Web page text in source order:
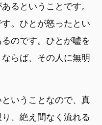
るということです。
。ひとが怒ったとい
のです。ひとが嘘を
らば、その人に無明
いうことなので、真
、絶え間なく流れる